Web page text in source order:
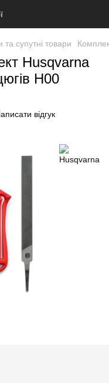
та супутні товари
Husqvarna
H00
відгук